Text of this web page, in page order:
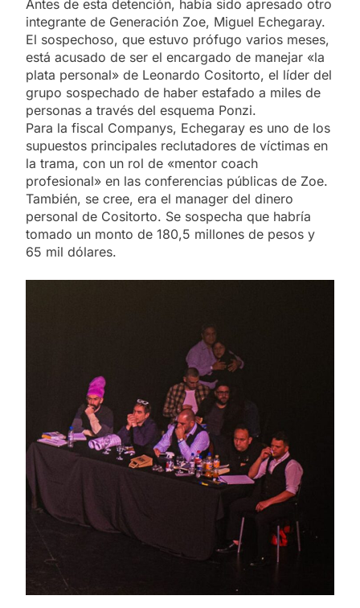
Antes de esta detención, había sido apresado otro
integrante de Generación Zoe, Miguel Echegaray.
El sospechoso, que estuvo prófugo varios meses,
está acusado de ser el encargado de manejar «la
plata personal» de Leonardo Cositorto, el líder del
grupo sospechado de haber estafado a miles de
personas a través del esquema Ponzi.
Para la fiscal Companys, Echegaray es uno de los
supuestos principales reclutadores de víctimas en
la trama, con un rol de «mentor coach
profesional» en las conferencias públicas de Zoe.
También, se cree, era el manager del dinero
personal de Cositorto. Se sospecha que habría
tomado un monto de 180,5 millones de pesos y
65 mil dólares.